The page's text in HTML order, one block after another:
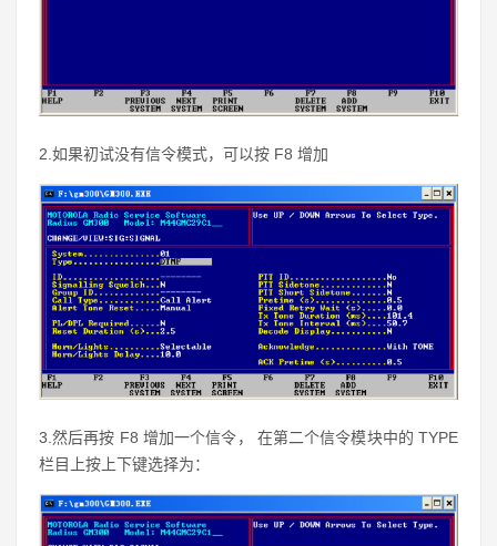
2.如果初试没有信令模式，可以按 F8 增加
3.然后再按 F8 增加一个信令， 在第二个信令模块中的 TYPE
栏目上按上下键选择为：